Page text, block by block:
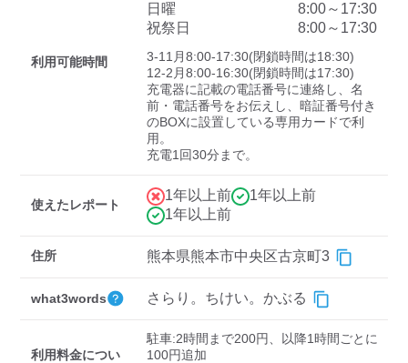
三菱ディーラーを表示
日産ディーラーを表示
示
中速-20kW-以上
車種
利用可能時間
日曜
8:00～17:30
祝祭日
8:00～17:30
3-11月8:00-17:30(閉鎖時間は18:30)
12-2月8:00-16:30(閉鎖時間は17:30)
充電器に記載の電話番号に連絡し、名
前・電話番号をお伝えし、暗証番号付き
のBOXに設置している専用カードで利
用。
充電1回30分まで。
使えたレポート
1年以上前
1年以上前
1年以上前
住所 熊本県熊本市中央区古京町3
what3words さらり。ちけい。かぶる
利用料金につい
駐車:2時間まで200円、以降1時間ごとに
100円追加